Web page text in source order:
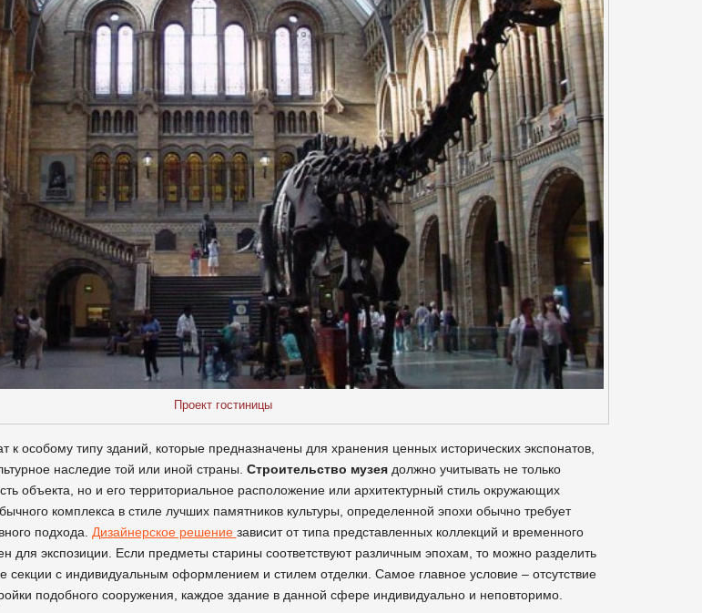
Проект гостиницы
к особому типу зданий, которые предназначены для хранения ценных исторических экспонатов,
наследие той или иной страны. Строительство музеядолжно учитывать не только
объекта, но и его территориальное расположение или архитектурный стиль окружающих
комплекса в стиле лучших памятников культуры, определенной эпохи обычно требует
подхода. Дизайнерское решение зависит от типа представленных коллекций и временного
для экспозиции. Если предметы старины соответствуют различным эпохам, то можно разделить
секции с индивидуальным оформлением и стилем отделки. Самое главное условие – отсутствие
подобного сооружения, каждое здание в данной сфере индивидуально и неповторимо.